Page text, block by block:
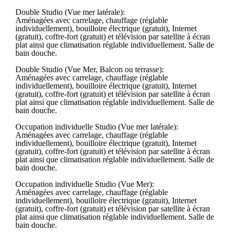
Double Studio (Vue mer latérale):
Aménagées avec carrelage, chauffage (réglable
individuellement), bouilloire électrique (gratuit), Internet
(gratuit), coffre-fort (gratuit) et télévision par satellite à écran
plat ainsi que climatisation réglable individuellement. Salle de
bain douche.
Double Studio (Vue Mer, Balcon ou terrasse):
Aménagées avec carrelage, chauffage (réglable
individuellement), bouilloire électrique (gratuit), Internet
(gratuit), coffre-fort (gratuit) et télévision par satellite à écran
plat ainsi que climatisation réglable individuellement. Salle de
bain douche.
Occupation individuelle Studio (Vue mer latérale):
Aménagées avec carrelage, chauffage (réglable
individuellement), bouilloire électrique (gratuit), Internet
(gratuit), coffre-fort (gratuit) et télévision par satellite à écran
plat ainsi que climatisation réglable individuellement. Salle de
bain douche.
Occupation individuelle Studio (Vue Mer):
Aménagées avec carrelage, chauffage (réglable
individuellement), bouilloire électrique (gratuit), Internet
(gratuit), coffre-fort (gratuit) et télévision par satellite à écran
plat ainsi que climatisation réglable individuellement. Salle de
bain douche.